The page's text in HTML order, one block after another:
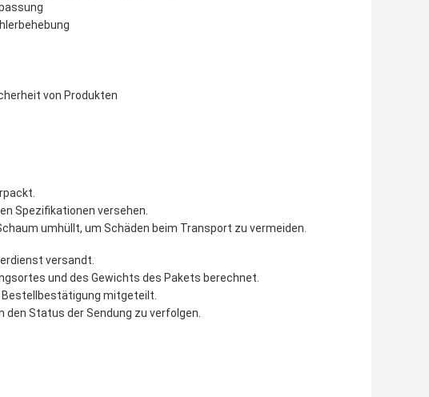
von Produkten
Spezifikationen versehen.
umhüllt, um Schäden beim Transport zu vermeiden.
versandt.
und des Gewichts des Pakets berechnet.
Bestellbestätigung mitgeteilt.
den Status der Sendung zu verfolgen.